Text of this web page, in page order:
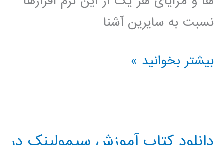
نسبت به سایرین آشنا
دانلود
آشنایی
بیشتر بخوانید »